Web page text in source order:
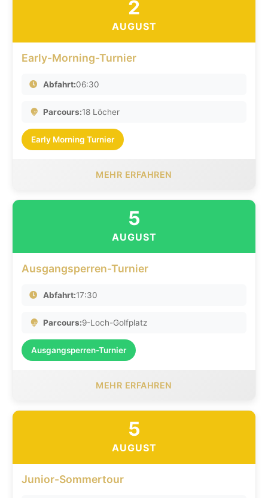
2
AUGUST
Early-Morning-Turnier
Abfahrt:06:30
Parcours:18 Löcher
Early Morning Turnier
MEHR ERFAHREN
5
AUGUST
Ausgangsperren-Turnier
Abfahrt:17:30
Parcours:9-Loch-Golfplatz
Ausgangsperren-Turnier
MEHR ERFAHREN
5
AUGUST
Junior-Sommertour